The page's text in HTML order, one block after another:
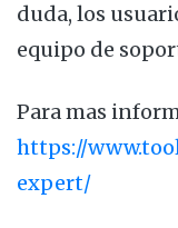
duda, los
equipo de
Para mas
https://
expert/